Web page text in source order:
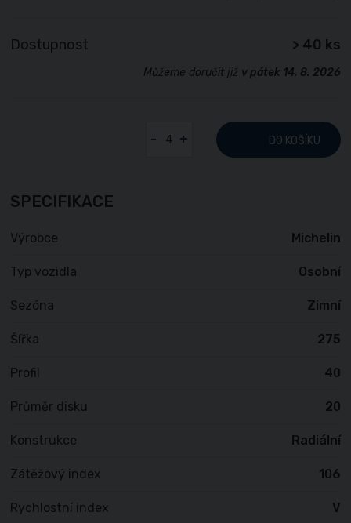
Dostupnost > 40 ks
Můžeme doručit již v pátek 14. 8. 2026
- + DO KOŠÍKU
SPECIFIKACE
Výrobce Michelin
Typ vozidla Osobní
Sezóna Zimní
Šířka 275
Profil 40
Průměr disku 20
Konstrukce Radiální
Zátěžový index 106
Rychlostní index V